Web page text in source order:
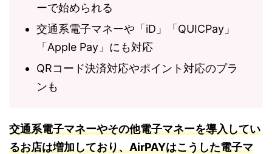
ーで始められる
交通系電子マネーや「iD」「QUICPay」
「Apple Pay」にも対応
QRコード決済対応やポイント対応のプラ
ンも
交通系電子マネーやその他電子マネーを導入してい
るお店は増加しており、AirPAYはこうした電子マ